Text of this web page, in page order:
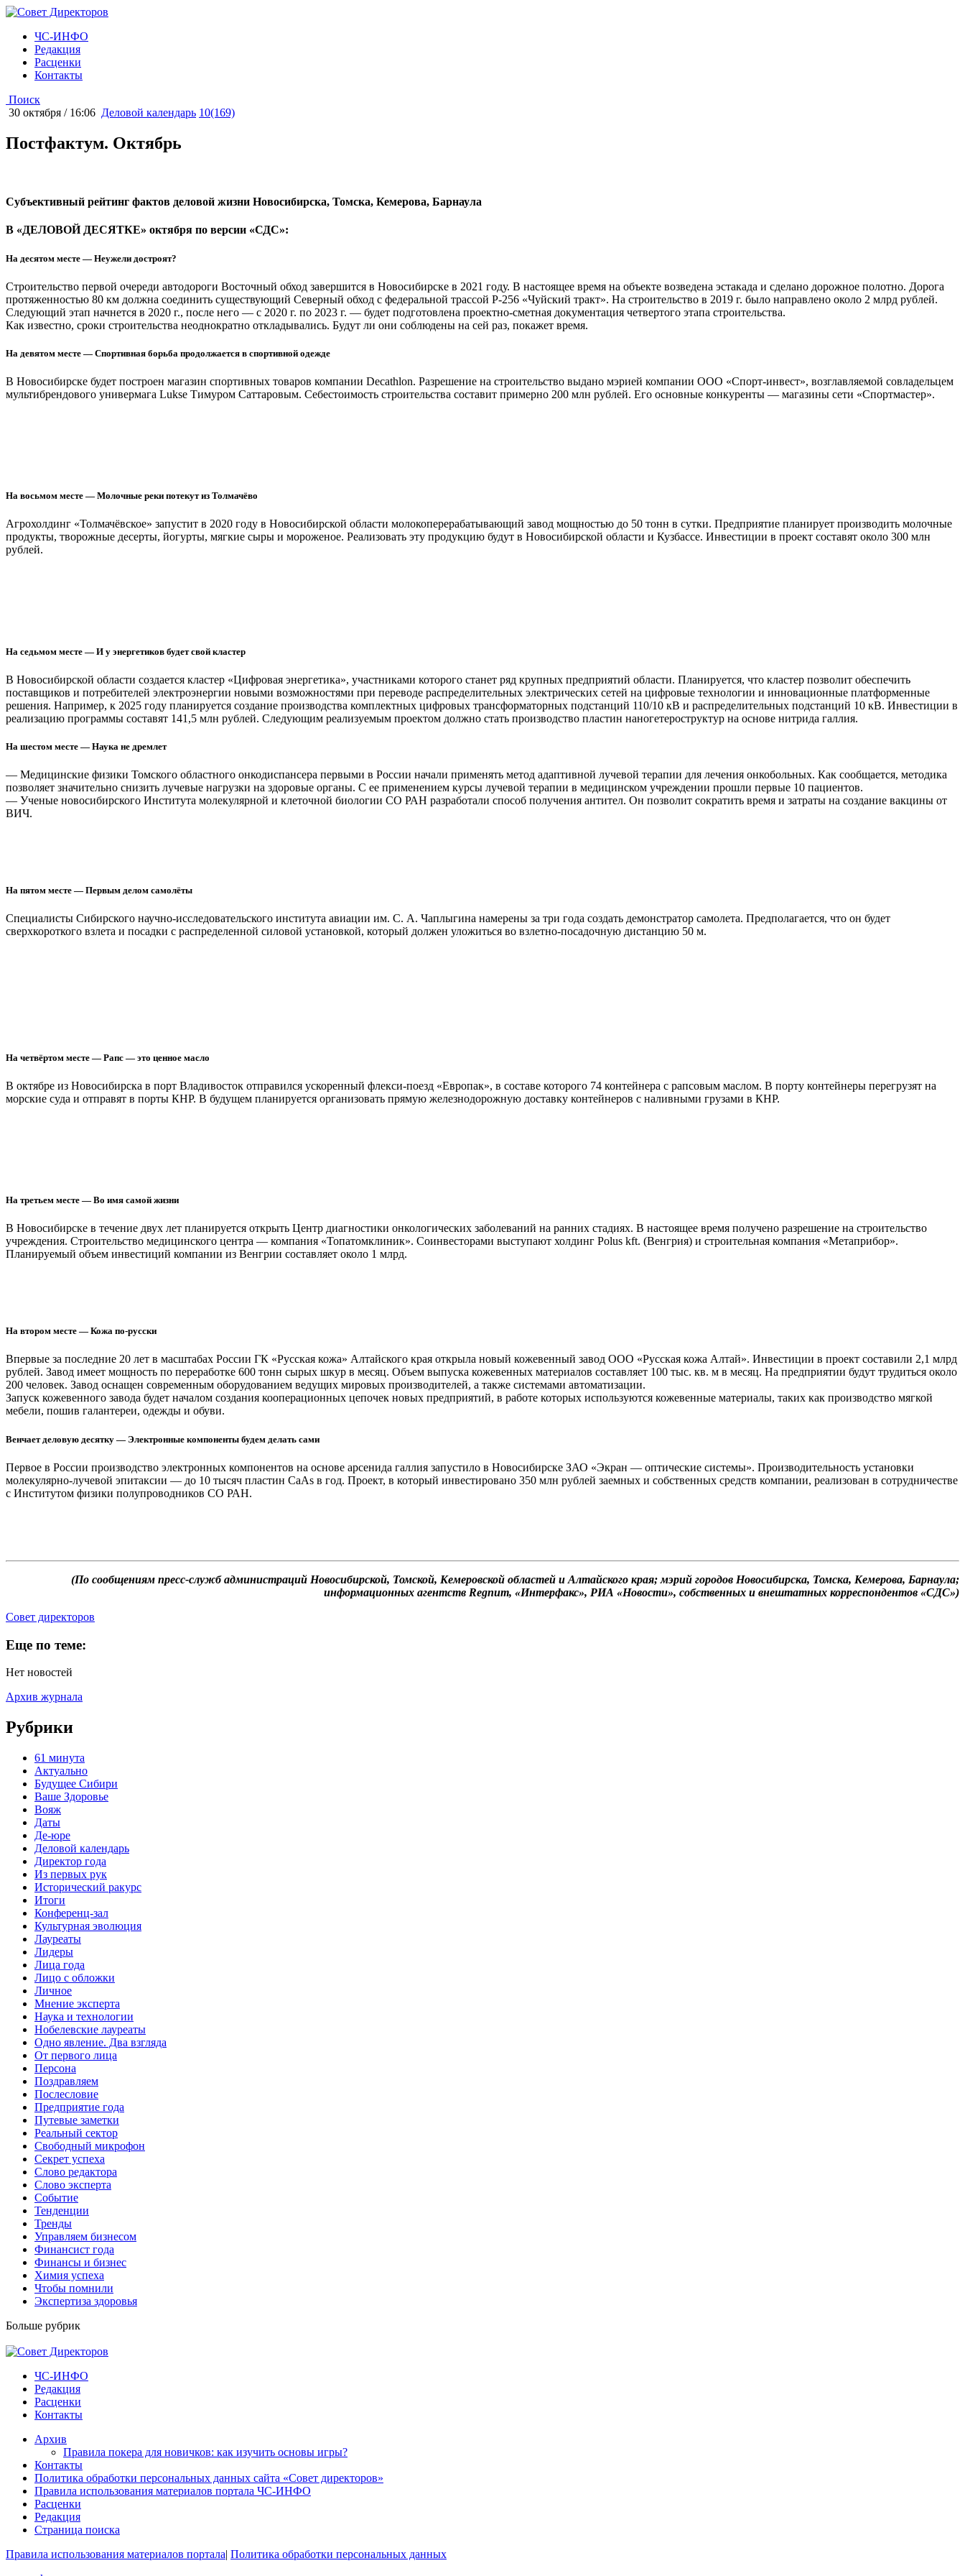
ЧС-ИНФО
Редакция
Расценки
Контакты
Поиск
30 октября / 16:06 Деловой календарь 10(169)
Постфактум. Октябрь
Субъективный рейтинг фактов деловой жизни Новосибирска, Томска, Кемерова, Барнаула
В «ДЕЛОВОЙ ДЕСЯТКЕ» октября по версии «СДС»:
На десятом месте — Неужели достроят?
Строительство первой очереди автодороги Восточный обход завершится в Новосибирске в 2021 году. В настоящее время на объекте возведена эстакада и сделано дорожное полотно. Дорога
протяженностью 80 км должна соединить существующий Северный обход с федеральной трассой Р-256 «Чуйский тракт». На строительство в 2019 г. было направлено около 2 млрд рублей.
Следующий этап начнется в 2020 г., после него — с 2020 г. по 2023 г. — будет подготовлена проектно-сметная документация четвертого этапа строительства.
Как известно, сроки строительства неоднократно откладывались. Будут ли они соблюдены на сей раз, покажет время.
На девятом месте — Спортивная борьба продолжается в спортивной одежде
В Новосибирске будет построен магазин спортивных товаров компании Decathlon. Разрешение на строительство выдано мэрией компании ООО «Спорт-инвест», возглавляемой совладельцем
мультибрендового универмага Lukse Тимуром Саттаровым. Себестоимость строительства составит примерно 200 млн рублей. Его основные конкуренты — магазины сети «Спортмастер».
На восьмом месте — Молочные реки потекут из Толмачёво
Агрохолдинг «Толмачёвское» запустит в 2020 году в Новосибирской области молокоперерабатывающий завод мощностью до 50 тонн в сутки. Предприятие планирует производить молочные
продукты, творожные десерты, йогурты, мягкие сыры и мороженое. Реализовать эту продукцию будут в Новосибирской области и Кузбассе. Инвестиции в проект составят около 300 млн
рублей.
На седьмом месте — И у энергетиков будет свой кластер
В Новосибирской области создается кластер «Цифровая энергетика», участниками которого станет ряд крупных предприятий области. Планируется, что кластер позволит обеспечить
поставщиков и потребителей электроэнергии новыми возможностями при переводе распределительных электрических сетей на цифровые технологии и инновационные платформенные
решения. Например, к 2025 году планируется создание производства комплектных цифровых трансформаторных подстанций 110/10 кВ и распределительных подстанций 10 кВ. Инвестиции в
реализацию программы составят 141,5 млн рублей. Следующим реализуемым проектом должно стать производство пластин наногетероструктур на основе нитрида галлия.
На шестом месте — Наука не дремлет
— Медицинские физики Томского областного онкодиспансера первыми в России начали применять метод адаптивной лучевой терапии для лечения онкобольных. Как сообщается, методика
позволяет значительно снизить лучевые нагрузки на здоровые органы. С ее применением курсы лучевой терапии в медицинском учреждении прошли первые 10 пациентов.
— Ученые новосибирского Института молекулярной и клеточной биологии СО РАН разработали способ получения антител. Он позволит сократить время и затраты на создание вакцины от
ВИЧ.
На пятом месте — Первым делом самолёты
Специалисты Сибирского научно-исследовательского института авиации им. С. А. Чаплыгина намерены за три года создать демонстратор самолета. Предполагается, что он будет
сверхкороткого взлета и посадки с распределенной силовой установкой, который должен уложиться во взлетно-посадочную дистанцию 50 м.
На четвёртом месте — Рапс — это ценное масло
В октябре из Новосибирска в порт Владивосток отправился ускоренный флекси-поезд «Европак», в составе которого 74 контейнера с рапсовым маслом. В порту контейнеры перегрузят на
морские суда и отправят в порты КНР. В будущем планируется организовать прямую железнодорожную доставку контейнеров с наливными грузами в КНР.
На третьем месте — Во имя самой жизни
В Новосибирске в течение двух лет планируется открыть Центр диагностики онкологических заболеваний на ранних стадиях. В настоящее время получено разрешение на строительство
учреждения. Строительство медицинского центра — компания «Топатомклиник». Соинвесторами выступают холдинг Polus kft. (Венгрия) и строительная компания «Метаприбор».
Планируемый объем инвестиций компании из Венгрии составляет около 1 млрд.
На втором месте — Кожа по-русски
Впервые за последние 20 лет в масштабах России ГК «Русская кожа» Алтайского края открыла новый кожевенный завод ООО «Русская кожа Алтай». Инвестиции в проект составили 2,1 млрд
рублей. Завод имеет мощность по переработке 600 тонн сырых шкур в месяц. Объем выпуска кожевенных материалов составляет 100 тыс. кв. м в месяц. На предприятии будут трудиться около
200 человек. Завод оснащен современным оборудованием ведущих мировых производителей, а также системами автоматизации.
Запуск кожевенного завода будет началом создания кооперационных цепочек новых предприятий, в работе которых используются кожевенные материалы, таких как производство мягкой
мебели, пошив галантереи, одежды и обуви.
Венчает деловую десятку — Электронные компоненты будем делать сами
Первое в России производство электронных компонентов на основе арсенида галлия запустило в Новосибирске ЗАО «Экран — оптические системы». Производительность установки
молекулярно-лучевой эпитаксии — до 10 тысяч пластин CaAs в год. Проект, в который инвестировано 350 млн рублей заемных и собственных средств компании, реализован в сотрудничестве
с Институтом физики полупроводников СО РАН.
(По сообщениям пресс-служб администраций Новосибирской, Томской, Кемеровской областей и Алтайского края; мэрий городов Новосибирска, Томска, Кемерова, Барнаула;
информационных агентств Regnum, «Интерфакс», РИА «Новости», собственных и внештатных корреспондентов «СДС»)
Cовет директоров
Еще по теме:
Нет новостей
Архив журнала
Рубрики
61 минута
Актуально
Будущее Сибири
Ваше Здоровье
Вояж
Даты
Де-юре
Деловой календарь
Директор года
Из первых рук
Исторический ракурс
Итоги
Конференц-зал
Культурная эволюция
Лауреаты
Лидеры
Лица года
Лицо с обложки
Личное
Мнение эксперта
Наука и технологии
Нобелевские лауреаты
Одно явление. Два взгляда
От первого лица
Персона
Поздравляем
Послесловие
Предприятие года
Путевые заметки
Реальный сектор
Свободный микрофон
Секрет успеха
Слово редактора
Слово эксперта
Событие
Тенденции
Тренды
Управляем бизнесом
Финансист года
Финансы и бизнес
Химия успеха
Чтобы помнили
Экспертиза здоровья
Больше рубрик
ЧС-ИНФО
Редакция
Расценки
Контакты
Архив
Правила покера для новичков: как изучить основы игры?
Контакты
Политика обработки персональных данных сайта «Совет директоров»
Правила использования материалов портала ЧС-ИНФО
Расценки
Редакция
Страница поиска
Правила использования материалов портала| Политика обработки персональных данных